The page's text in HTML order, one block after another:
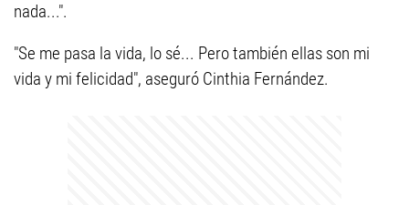
nada...".
"Se me pasa la vida, lo sé... Pero también ellas son mi
vida y mi felicidad", aseguró Cinthia Fernández.